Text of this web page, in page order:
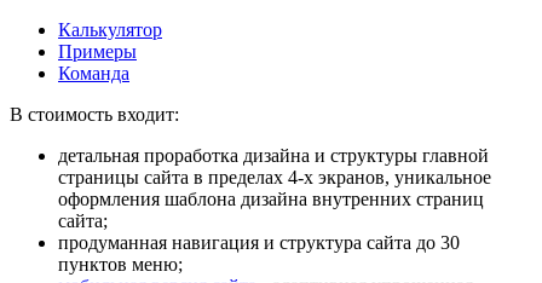
Калькулятор
Примеры
Команда
В стоимость входит:
детальная проработка дизайна и структуры главной
страницы сайта в пределах 4-х экранов, уникальное
оформления шаблона дизайна внутренних страниц
сайта;
продуманная навигация и структура сайта до 30
пунктов меню;